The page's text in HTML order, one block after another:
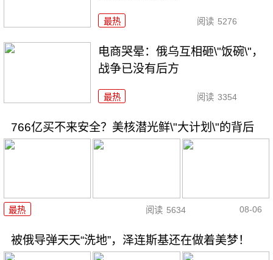
最热 阅读 5276
电商哭晕：俄乌互相砸\"饭碗\"，
战争已没有后方
最热 阅读 3354
766亿买不来安全？美核潜光鲜\"大计划\"的背后
最热 阅读 5634 08-06
被俄导弹天天“洗地”，泽连斯基还在做着美梦！